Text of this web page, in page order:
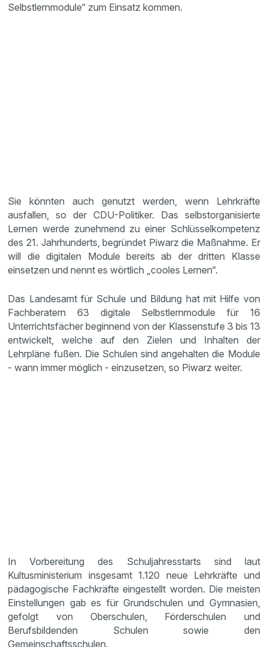
Selbstlernmodule“ zum Einsatz kommen.
Sie könnten auch genutzt werden, wenn Lehrkräfte
ausfallen, so der CDU-Politiker. Das selbstorganisierte
Lernen werde zunehmend zu einer Schlüsselkompetenz
des 21. Jahrhunderts, begründet Piwarz die Maßnahme. Er
will die digitalen Module bereits ab der dritten Klasse
einsetzen und nennt es wörtlich „cooles Lernen“.
Das Landesamt für Schule und Bildung hat mit Hilfe von
Fachberatern 63 digitale Selbstlernmodule für 16
Unterrichtsfächer beginnend von der Klassenstufe 3 bis 13
entwickelt, welche auf den Zielen und Inhalten der
Lehrpläne fußen. Die Schulen sind angehalten die Module
- wann immer möglich - einzusetzen, so Piwarz weiter.
In Vorbereitung des Schuljahresstarts sind laut
Kultusministerium insgesamt 1.120 neue Lehrkräfte und
pädagogische Fachkräfte eingestellt worden. Die meisten
Einstellungen gab es für Grundschulen und Gymnasien,
gefolgt von Oberschulen, Förderschulen und
Berufsbildenden Schulen sowie den
Gemeinschaftsschulen.